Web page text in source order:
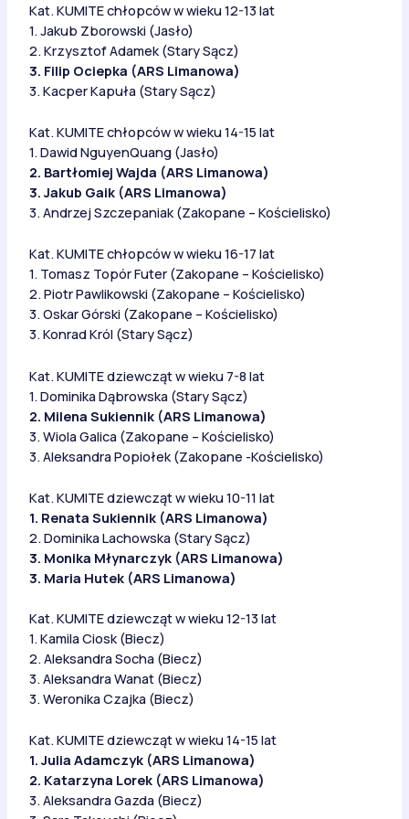
Kat. KUMITE chłopców w wieku 12-13 lat
1. Jakub Zborowski (Jasło)
2. Krzysztof Adamek (Stary Sącz)
3. Filip Ociepka (ARS Limanowa)
3. Kacper Kapuła (Stary Sącz)
Kat. KUMITE chłopców w wieku 14-15 lat
1. Dawid NguyenQuang (Jasło)
2. Bartłomiej Wajda (ARS Limanowa)
3. Jakub Gaik (ARS Limanowa)
3. Andrzej Szczepaniak (Zakopane – Kościelisko)
Kat. KUMITE chłopców w wieku 16-17 lat
1. Tomasz Topór Futer (Zakopane – Kościelisko)
2. Piotr Pawlikowski (Zakopane – Kościelisko)
3. Oskar Górski (Zakopane – Kościelisko)
3. Konrad Król (Stary Sącz)
Kat. KUMITE dziewcząt w wieku 7-8 lat
1. Dominika Dąbrowska (Stary Sącz)
2. Milena Sukiennik (ARS Limanowa)
3. Wiola Galica (Zakopane – Kościelisko)
3. Aleksandra Popiołek (Zakopane -Kościelisko)
Kat. KUMITE dziewcząt w wieku 10-11 lat
1. Renata Sukiennik (ARS Limanowa)
2. Dominika Lachowska (Stary Sącz)
3. Monika Młynarczyk (ARS Limanowa)
3. Maria Hutek (ARS Limanowa)
Kat. KUMITE dziewcząt w wieku 12-13 lat
1. Kamila Ciosk (Biecz)
2. Aleksandra Socha (Biecz)
3. Aleksandra Wanat (Biecz)
3. Weronika Czajka (Biecz)
Kat. KUMITE dziewcząt w wieku 14-15 lat
1. Julia Adamczyk (ARS Limanowa)
2. Katarzyna Lorek (ARS Limanowa)
3. Aleksandra Gazda (Biecz)